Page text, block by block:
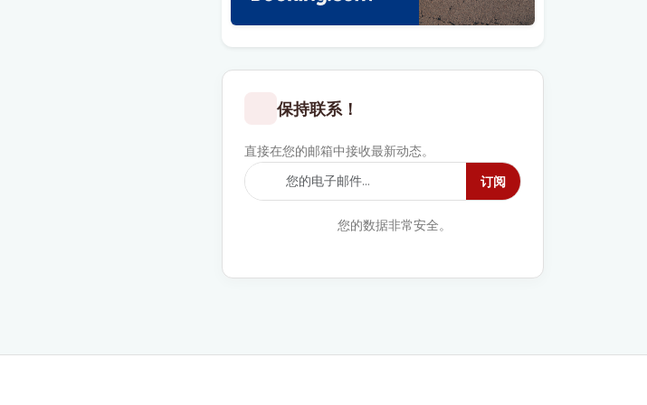
保持联系！
直接在您的邮箱中接收最新动态。
订阅
您的数据非常安全。